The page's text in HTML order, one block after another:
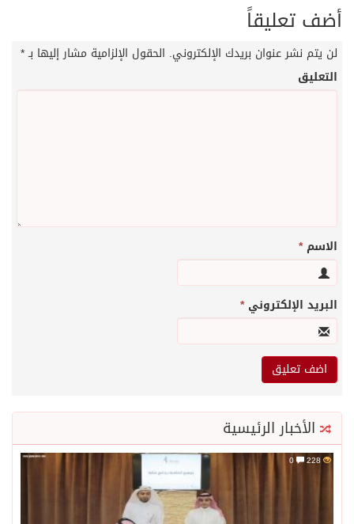
أضف تعليقاً
لن يتم نشر عنوان بريدك الإلكتروني. الحقول الإلزامية مشار إليها بـ*
التعليق
الاسم*
البريد الإلكتروني*
الأخبار الرئيسية
228